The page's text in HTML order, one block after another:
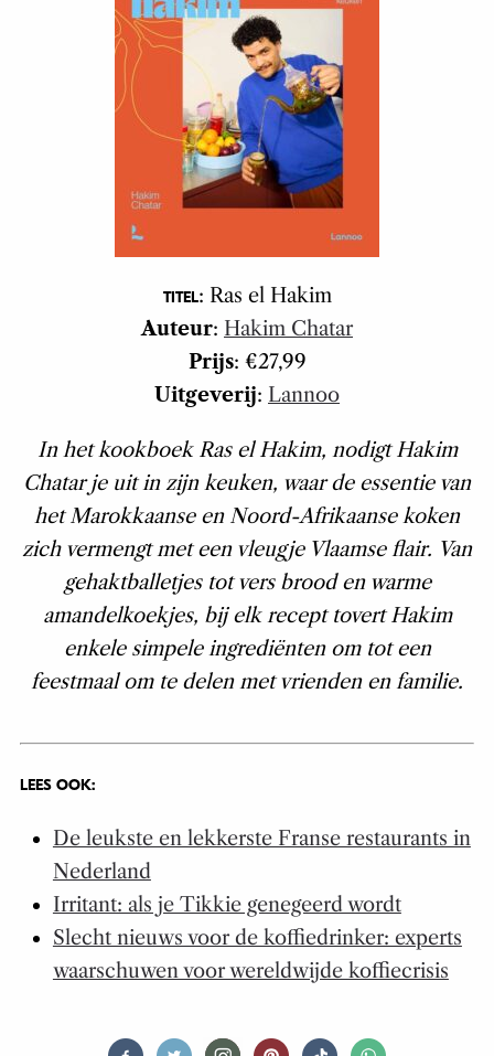
TITEL: Ras el Hakim
Auteur: Hakim Chatar
Prijs: €27,99
Uitgeverij: Lannoo
In het kookboek Ras el Hakim, nodigt Hakim
Chatar je uit in zijn keuken, waar de essentie van
het Marokkaanse en Noord-Afrikaanse koken
zich vermengt met een vleugje Vlaamse flair. Van
gehaktballetjes tot vers brood en warme
amandelkoekjes, bij elk recept tovert Hakim
enkele simpele ingrediënten om tot een
feestmaal om te delen met vrienden en familie.
LEES OOK:
De leukste en lekkerste Franse restaurants in
Nederland
Irritant: als je Tikkie genegeerd wordt
Slecht nieuws voor de koffiedrinker: experts
waarschuwen voor wereldwijde koffiecrisis